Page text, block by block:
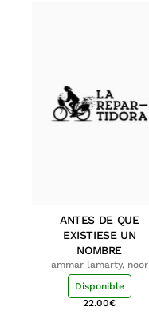
ANTES DE QUE
EXISTIESE UN
NOMBRE
ammar lamarty, noor
Disponible
22.00€